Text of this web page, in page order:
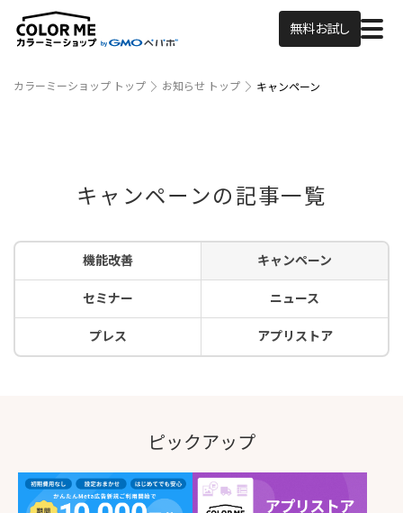
無料お試し
カラーミーショップ トップ お知らせ トップ キャンペーン
キャンペーンの記事一覧
機能改善 キャンペーン
セミナー ニュース
プレス アプリストア
ピックアップ